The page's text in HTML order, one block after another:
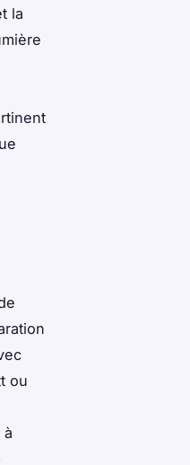
la
ou